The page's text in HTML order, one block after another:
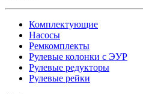
Комплектующие
Насосы
Ремкомплекты
Рулевые колонки с ЭУР
Рулевые редукторы
Рулевые рейки